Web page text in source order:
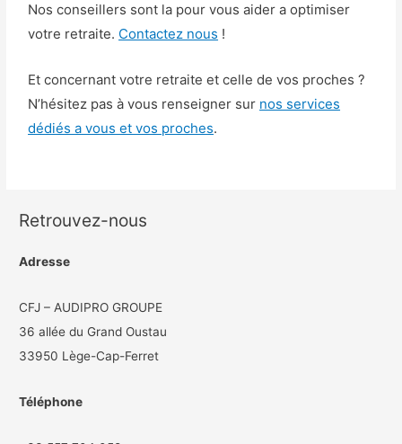
Nos conseillers sont la pour vous aider a optimiser
votre retraite. Contactez nous !
Et concernant votre retraite et celle de vos proches ?
N’hésitez pas à vous renseigner sur nos services
dédiés a vous et vos proches.
Retrouvez-nous
Adresse
CFJ – AUDIPRO GROUPE
36 allée du Grand Oustau
33950 Lège-Cap-Ferret
Téléphone